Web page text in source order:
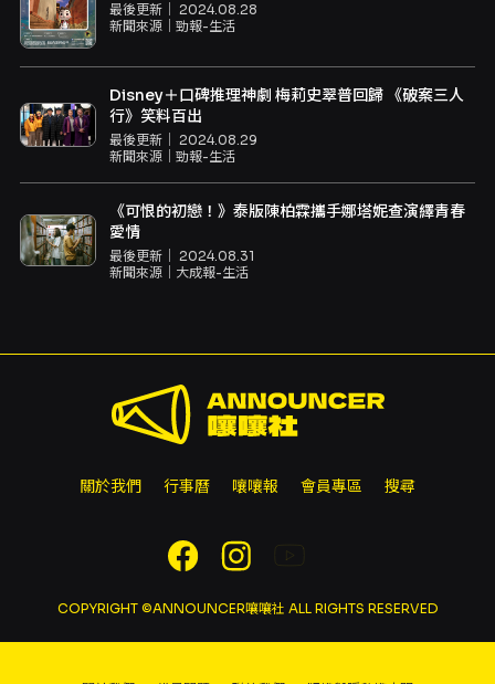
最後更新｜ 2024.08.28
新聞來源｜ 勁報-生活
Disney＋口碑推理神劇 梅莉史翠普回歸 《破案三人
行》笑料百出
最後更新｜ 2024.08.29
新聞來源｜ 勁報-生活
《可恨的初戀！》泰版陳柏霖攜手娜塔妮查演繹青春
愛情
最後更新｜ 2024.08.31
新聞來源｜ 大成報-生活
關於我們 行事曆 嚷嚷報 會員專區 搜尋
COPYRIGHT ©ANNOUNCER嚷嚷社 ALL RIGHTS RESERVED